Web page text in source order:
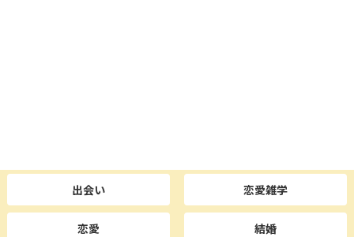
出会い 恋愛雑学
恋愛 結婚